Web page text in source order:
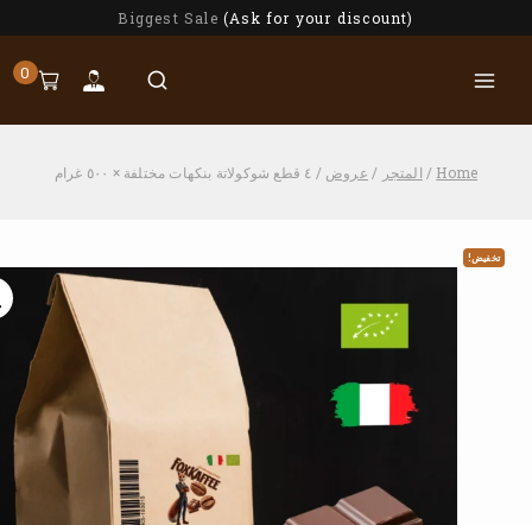
Biggest Sale (Ask for your discount)
0
Home
/ المتجر / عروض / ٤ قطع شوكولاتة بنكهات مختلفة × ٥٠٠ غرام
تخفيض!